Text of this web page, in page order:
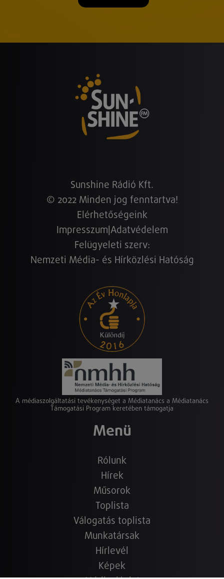
Sunshine Rádió Kft.
© 2022 Minden jog fenntartva!
Elérhetőségeink
Impresszum Adatvédelem
Felügyeleti szerv:
Nemzeti Média- és Hírközlési Hatóság
A médiaszolgáltatási tevékenységet a Médiatanács a Médiatanács
Támogatási Program keretében támogatja
Menü
Rólunk
Hírek
Műsorok
Toplista
Válogatás toplista
Munkatársak
Hírlevél
Képek